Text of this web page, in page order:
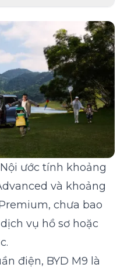
ước tính khoảng
và khoảng
chưa bao
vụ hồ sơ hoặc
điện, BYD M9 là